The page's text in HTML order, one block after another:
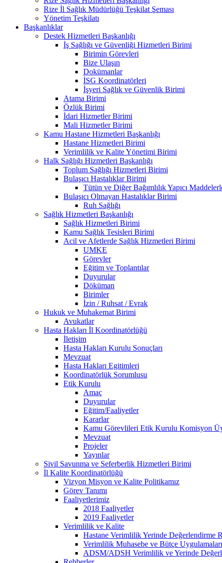
Rize İl Sağlık Müdürlüğü Teşkilat Şeması
Yönetim Teşkilatı
Başkanlıklar
Destek Hizmetleri Başkanlığı
İş Sağlığı ve Güvenliği Hizmetleri Birimi
Birimin Görevleri
Bize Ulaşın
Dokümanlar
İSG Koordinatörleri
İşyeri Sağlık ve Güvenlik Birimi
Atama Birimi
Özlük Birimi
İdari Hizmetler Birimi
Mali Hizmetler Birimi
Kamu Hastane Hizmetleri Başkanlığı
Hastane Hizmetleri Birimi
Verimlilik ve Kalite Yönetimi Birimi
Halk Sağlığı Hizmetleri Başkanlığı
Toplum Sağlığı Hizmetleri Birimi
Bulaşıcı Hastalıklar Birimi
Tütün ve Diğer Bağımlılık Yapıcı
Bulaşıcı Olmayan Hastalıklar Birimi
Ruh Sağlığı
Sağlık Hizmetleri Başkanlığı
Sağlık Hizmetleri Birimi
Kamu Sağlık Tesisleri Birimi
Acil ve Afetlerde Sağlık Hizmetleri Birimi
UMKE
Görevler
Eğitim ve Toplantılar
Duyurular
Döküman
Birimler
İzin / Ruhsat / Evrak
Hukuk ve Muhakemat Birimi
Avukatlar
Hasta Hakları İl Koordinatörlüğü
İletişim
Hasta Hakları Kurulu Sonuçları
Mevzuat
Hasta Hakları Egitimleri
Koordinatörlük Sorumlusu
Etik Kurulu
Amaç
Duyurular
Eğitim/Faaliyetler
Kararlar
Kamu Görevlileri Etik Kurulu Komisyon
Mevzuat
Projeler
Yayınlar
Sivil Savunma ve Seferberlik Hizmetleri Birimi
İl Kalite Koordinatörlüğü
Vizyon Misyon ve Kalite Politikamız
Görev Tanımı
Faaliyetlerimiz
2018 Faaliyetler
2019 Faaliyetler
Verimlilik ve Kalite
Hastane Verimlilik Yerinde Değerlendirme
Verimlilik Muhasebe ve Bütçe
ADSM/ADSH Verimlilik ve Yerinde